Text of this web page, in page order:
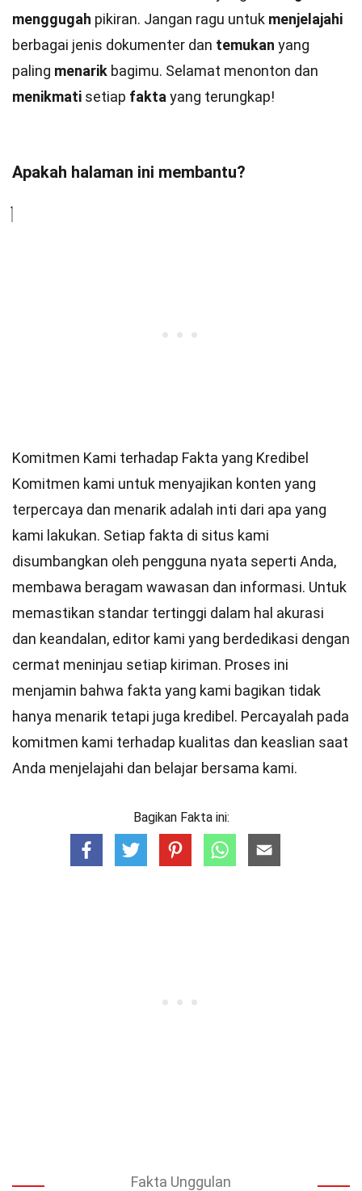
menggugah pikiran. Jangan ragu untuk menjelajahi
berbagai jenis dokumenter dan temukan yang
paling menarik bagimu. Selamat menonton dan
menikmati setiap fakta yang terungkap!
Apakah halaman ini membantu?
Komitmen Kami terhadap Fakta yang Kredibel
Komitmen kami untuk menyajikan konten yang
terpercaya dan menarik adalah inti dari apa yang
kami lakukan. Setiap fakta di situs kami
disumbangkan oleh pengguna nyata seperti Anda,
membawa beragam wawasan dan informasi. Untuk
memastikan standar tertinggi dalam hal akurasi
dan keandalan, editor kami yang berdedikasi dengan
cermat meninjau setiap kiriman. Proses ini
menjamin bahwa fakta yang kami bagikan tidak
hanya menarik tetapi juga kredibel. Percayalah pada
komitmen kami terhadap kualitas dan keaslian saat
Anda menjelajahi dan belajar bersama kami.
Bagikan Fakta ini:
Fakta Unggulan